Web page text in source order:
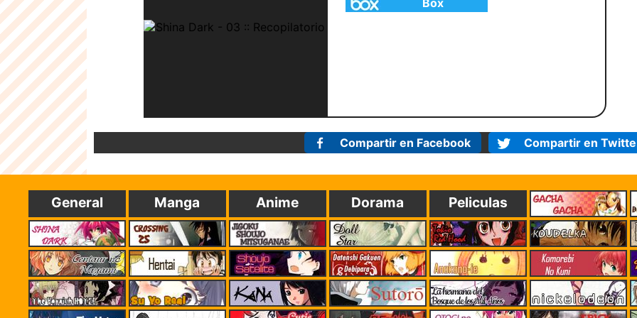
Box
Compartir en Facebook Compartir en
General Manga Anime Dorama Peliculas